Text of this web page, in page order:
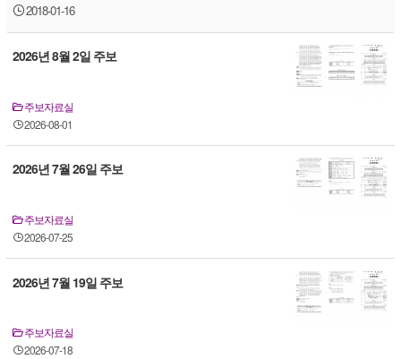
2018-01-16
2026년 8월 2일 주보
주보자료실
2026-08-01
2026년 7월 26일 주보
주보자료실
2026-07-25
2026년 7월 19일 주보
주보자료실
2026-07-18